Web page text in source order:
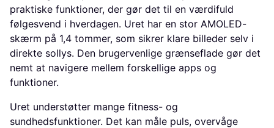
praktiske funktioner, der gør det til en værdifuld
følgesvend i hverdagen. Uret har en stor AMOLED-
skærm på 1,4 tommer, som sikrer klare billeder selv i
direkte sollys. Den brugervenlige grænseflade gør det
nemt at navigere mellem forskellige apps og
funktioner.
Uret understøtter mange fitness- og
sundhedsfunktioner. Det kan måle puls, overvåge